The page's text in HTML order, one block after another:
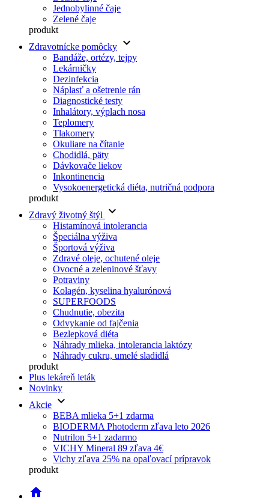
Jednobylinné čaje
Zelené čaje
produkt
Zdravotnícke pomôcky keyboard_arrow_down
Bandáže, ortézy, tejpy
Lekárničky
Dezinfekcia
Náplasť a ošetrenie rán
Diagnostické testy
Inhalátory, výplach nosa
Teplomery
Tlakomery
Okuliare na čítanie
Chodidlá, päty
Dávkovače liekov
Inkontinencia
Vysokoenergetická diéta, nutričná podpora
produkt
Zdravý životný štýl
keyboard_arrow_down
Histamínová intolerancia
Špeciálna výživa
Športová výživa
Zdravé oleje, ochutené oleje
Ovocné a zeleninové šťavy
Potraviny
Kolagén, kyselina hyalurónová
SUPERFOODS
Chudnutie, obezita
Odvykanie od fajčenia
Bezlepková diéta
Náhrady mlieka, intolerancia laktózy
Náhrady cukru, umelé sladidlá
produkt
Plus lekáreň leták
Novinky
Akcie keyboard_arrow_down
BEBA mlieka 5+1 zdarma
BIODERMA Photoderm zľava leto 2026
Nutrilon 5+1 zadarmo
VICHY Mineral 89 zľava 4€
Vichy zľava 25% na opaľovací prípravok
produkt
home